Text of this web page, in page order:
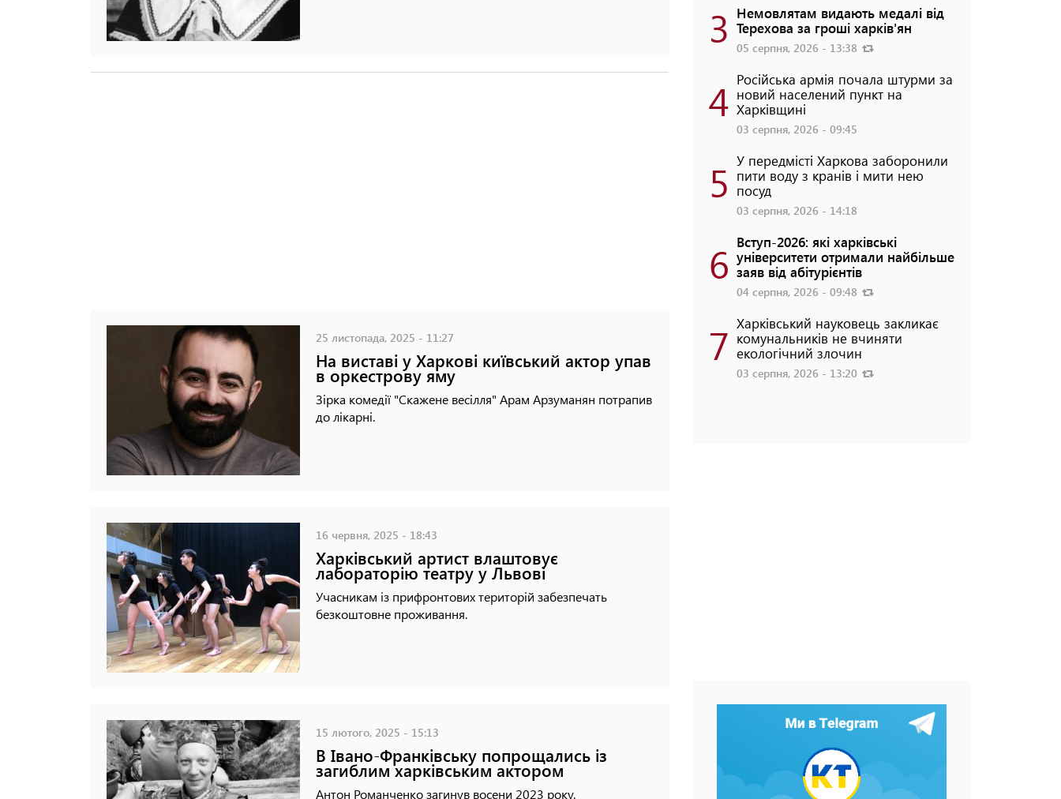
25 листопада, 2025 - 11:27
На виставі у Харкові київський актор упав
в оркестрову яму
Зірка комедії "Скажене весілля" Арам Арзуманян потрапив
до лікарні.
16 червня, 2025 - 18:43
Харківський артист влаштовує
лабораторію театру у Львові
Учасникам із прифронтових територій забезпечать
безкоштовне проживання.
15 лютого, 2025 - 15:13
В Івано-Франківську попрощались із
загиблим харківським актором
Антон Романченко загинув восени 2023 року.
3 Немовлятам видають медалі від
Терехова за гроші харків'ян
05 серпня, 2026 - 13:38
4 Російська армія почала штурми за
новий населений пункт на
Харківщині
03 серпня, 2026 - 09:45
5 У передмісті Харкова заборонили
пити воду з кранів і мити нею
посуд
03 серпня, 2026 - 14:18
6 Вступ-2026: які харківські
університети отримали найбільше
заяв від абітурієнтів
04 серпня, 2026 - 09:48
7 Харківський науковець закликає
комунальників не вчиняти
екологічний злочин
03 серпня, 2026 - 13:20